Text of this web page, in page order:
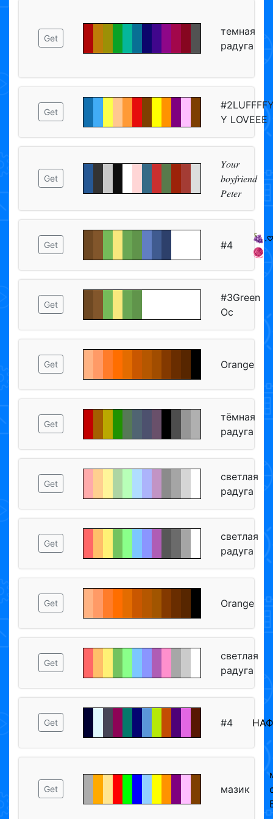
Get
темная
радуга
Get
Y LOVEEE
Get
𝑌𝑜𝑢𝑟
𝑏𝑜𝑦𝑓𝑟𝑖𝑒𝑛𝑑
𝑃𝑒𝑡𝑒𝑟
Get #4
🧶
Get
#3Green
Oc
Get Orange
Get
тёмная
радуга
Get
светлая
радуга
Get
светлая
радуга
Get Orange
Get
светлая
радуга
Get #4 НАФ
Get мазик